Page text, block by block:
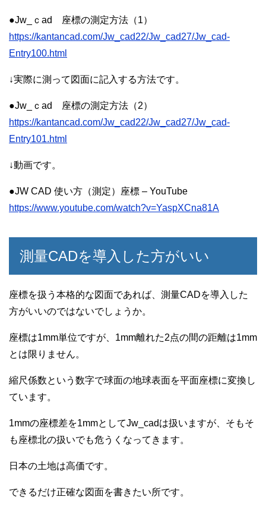
●Jw_ｃad 座標の測定方法（1）
https://kantancad.com/Jw_cad22/Jw_cad27/Jw_cad-
Entry100.html
↓実際に測って図面に記入する方法です。
●Jw_ｃad 座標の測定方法（2）
https://kantancad.com/Jw_cad22/Jw_cad27/Jw_cad-
Entry101.html
↓動画です。
●JW CAD 使い方（測定）座標 – YouTube
https://www.youtube.com/watch?v=YaspXCna81A
測量CADを導入した方がいい
座標を扱う本格的な図面であれば、測量CADを導入した
方がいいのではないでしょうか。
座標は1mm単位ですが、1mm離れた2点の間の距離は1mm
とは限りません。
縮尺係数という数字で球面の地球表面を平面座標に変換し
ています。
1mmの座標差を1mmとしてJw_cadは扱いますが、そもそ
も座標北の扱いでも危うくなってきます。
日本の土地は高価です。
できるだけ正確な図面を書きたい所です。